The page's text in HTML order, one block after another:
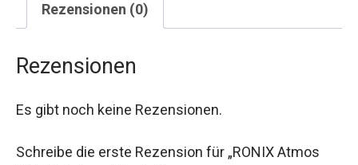
Rezensionen (0)
Rezensionen
Es gibt noch keine Rezensionen.
Schreibe die erste Rezension für „RONIX Atmos